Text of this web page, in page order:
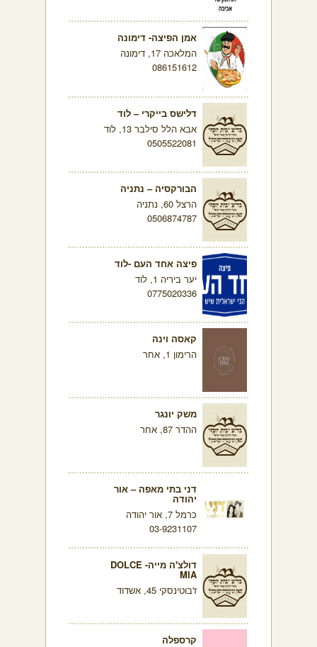
אמן הפיצה- דימונה
המלאכה 17, דימונה
086151612
דלישס בייקרי – לוד
אבא הלל סילבר 13, לוד
0505522081
הבורקסיה – נתניה
הרצל 60, נתניה
0506874787
פיצה אחד העם -לוד
יער ביריה 1, לוד
0775020336
קאסה וינה
הרימון 1, אחר
משק יונגר
ההדר 87, אחר
דני בתי מאפה – אור
יהודה
כרמל 7, אור יהודה
03-9231107
דולצ'ה מייה- DOLCE
MIA
ז'בוטינסקי 45, אשדוד
קרספלה